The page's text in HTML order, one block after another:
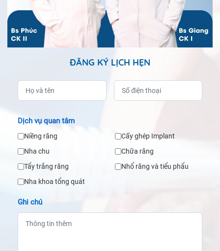
ĐĂNG KÝ LỊCH HẸN
Dịch vụ quan tâm
Niềng răng
Cấy ghép Implant
Nha chu
Chữa răng
Tẩy trắng răng
Nhổ răng và tiểu phẩu
Nha khoa tổng quát
Ghi chú